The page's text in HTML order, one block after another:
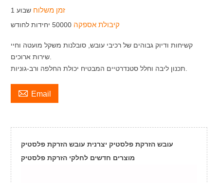
זמן משלוח שבוע 1
קיבולת אספקה 50000 יחידות לחודש
קשיחות ודיוק גבוהים של רכיבי עובש, סובלנות משקל מועטה וחיי
 Email
עובש הזרקת פלסטיק יצרנית עובש הזרקת פלסטיק
מוצרים חדשים לחלקי הזרקת פלסטיק